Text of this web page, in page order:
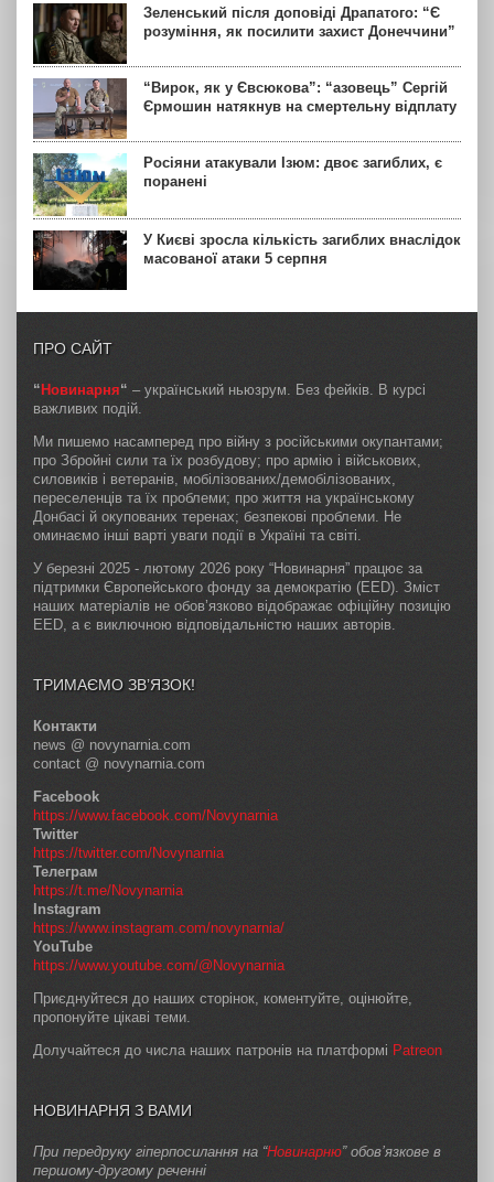
Зеленський після доповіді Драпатого: “Є
розуміння, як посилити захист Донеччини”
“Вирок, як у Євсюкова”: “азовець” Сергій
Єрмошин натякнув на смертельну відплату
Росіяни атакували Ізюм: двоє загиблих, є
поранені
У Києві зросла кількість загиблих внаслідок
масованої атаки 5 серпня
ПРО САЙТ
“ Новинарня“ – український ньюзрум. Без фейків. В курсі
важливих подій.
Ми пишемо насамперед про війну з російськими окупантами;
про Збройні сили та їх розбудову; про армію і військових,
силовиків і ветеранів, мобілізованих/демобілізованих,
переселенців та їх проблеми; про життя на українському
Донбасі й окупованих теренах; безпекові проблеми. Не
оминаємо інші варті уваги події в Україні та світі.
У березні 2025 - лютому 2026 року “Новинарня” працює за
підтримки Європейського фонду за демократію (EED). Зміст
наших матеріалів не обов’язково відображає офіційну позицію
EED, а є виключною відповідальністю наших авторів.
ТРИМАЄМО ЗВ’ЯЗОК!
Контакти
news @ novynarnia.com
contact @ novynarnia.com
Facebook
https://www.facebook.com/Novynarnia
Twitter
https://twitter.com/Novynarnia
Телеграм
https://t.me/Novynarnia
Instagram
https://www.instagram.com/novynarnia/
YouTube
https://www.youtube.com/@Novynarnia
Приєднуйтеся до наших сторінок, коментуйте, оцінюйте,
пропонуйте цікаві теми.
Долучайтеся до числа наших патронів на платформі Patreon
НОВИНАРНЯ З ВАМИ
При передруку гіперпосилання на “Новинарню” обов’язкове в
першому-другому реченні